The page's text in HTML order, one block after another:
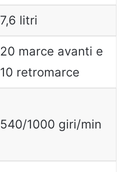
7,6 litri
20 marce avanti e
10 retromarce
540/1000 giri/min